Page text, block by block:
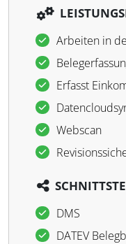
Arbeiten in
Erfasst
Webscan
DMS
DATEV